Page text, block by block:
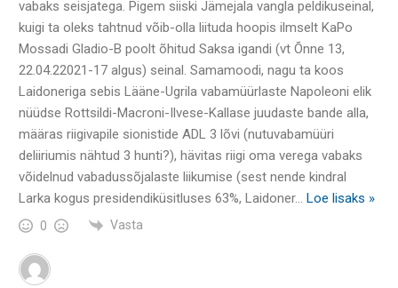
vabaks seisjatega. Pigem siiski Jämejala vangla peldikuseinal,
kuigi ta oleks tahtnud võib-olla liituda hoopis ilmselt KaPo
Mossadi Gladio-B poolt õhitud Saksa igandi (vt Õnne 13,
22.04.22021-17 algus) seinal. Samamoodi, nagu ta koos
Laidoneriga sebis Lääne-Ugrila vabamüürlaste Napoleoni elik
nüüdse Rottsildi-Macroni-Ilvese-Kallase juudaste bande alla,
määras riigivapile sionistide ADL 3 lõvi (nutuvabamüüri
deliiriumis nähtud 3 hunti?), hävitas riigi oma verega vabaks
võidelnud vabadussõjalaste liikumise (sest nende kindral
Larka kogus presidendiküsitluses 63%, Laidoner… Loe lisaks »
0 Vasta